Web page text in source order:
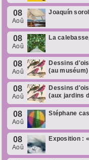
08
Aoû
Joaquín
08
Aoû
La
08
Aoû
Dessins
(au
08
Aoû
Dessins
(aux jardins
08
Aoû
Stéphane
08
Aoû
Exposition :